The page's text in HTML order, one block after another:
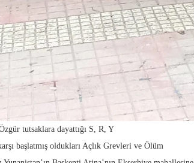
tutsaklara dayattığı S, R, Y
başlatmış oldukları Açlık Grevleri ve Ölüm